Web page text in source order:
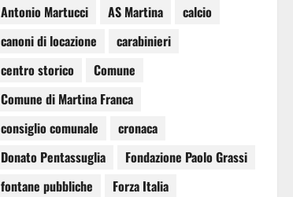
Antonio Martucci
AS Martina
calcio
canoni di locazione
carabinieri
centro storico
Comune
Comune di Martina Franca
consiglio comunale
cronaca
Donato Pentassuglia
Fondazione Paolo Grassi
fontane pubbliche
Forza Italia